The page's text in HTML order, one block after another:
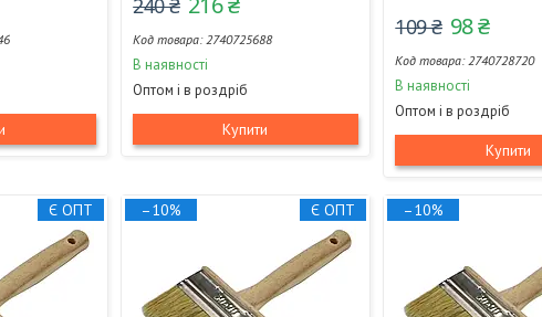
240 ₴
2740725688
В наявності
Оптом і в роздріб
Купити
109 ₴ 98 ₴
2740728720
В наявності
Оптом і в роздріб
Купити
Є ОПТ –10% Є ОПТ –10%